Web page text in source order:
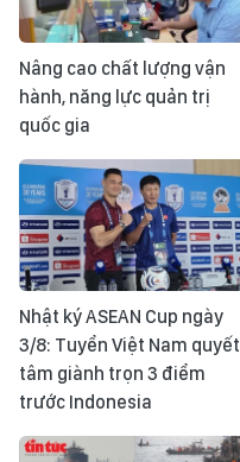
Nâng cao chất lượng vận
hành, năng lực quản trị
quốc gia
Nhật ký ASEAN Cup ngày
3/8: Tuyển Việt Nam quyết
tâm giành trọn 3 điểm
trước Indonesia